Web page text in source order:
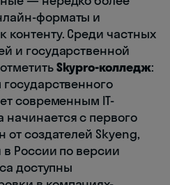
форматы и
Среди частных
и государственной
Skypro-колледж:
современным IT-
с первого
от создателей Skyeng,
в России по версии
доступны